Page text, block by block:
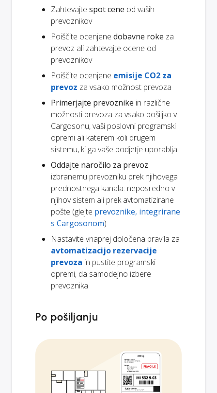
Zahtevajte spot cene od vaših
prevoznikov
Poiščite ocenjene dobavne roke za
prevoz ali zahtevajte ocene od
prevoznikov
Poiščite ocenjene emisije CO2 za
prevoz za vsako možnost prevoza
Primerjajte prevoznike in različne
možnosti prevoza za vsako pošiljko v
Cargosonu, vaši poslovni programski
opremi ali katerem koli drugem
sistemu, ki ga vaše podjetje uporablja
Oddajte naročilo za prevoz
izbranemu prevozniku prek njihovega
prednostnega kanala: neposredno v
njihov sistem ali prek avtomatizirane
pošte (glejte prevoznike, integrirane
s Cargosonom)
Nastavite vnaprej določena pravila za
avtomatizacijo rezervacije
prevoza in pustite programski
opremi, da samodejno izbere
prevoznika
Po pošiljanju